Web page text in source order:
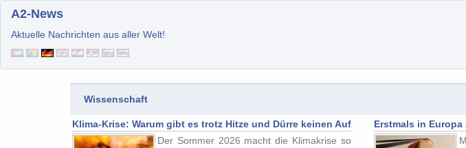
A2-News
Aktuelle Nachrichten aus aller Welt!
Wissenschaft
Klima-Krise: Warum gibt es trotz Hitze und Dürre keinen Aufschrei für mehr
Der Sommer 2026 macht die Klimakrise so
Erstmals in Europa